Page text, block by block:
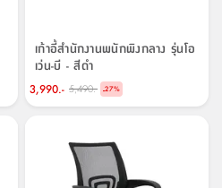
เก้าอี้สำนักงานพนักพิงกลาง รุ่นโอ
เว่น-บี - สีดำ
3,990.- 5,490.- -27%